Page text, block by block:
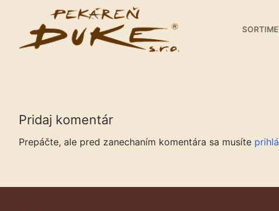
Pridaj komentár
Prepáčte, ale pred zanechaním komentára sa musíte